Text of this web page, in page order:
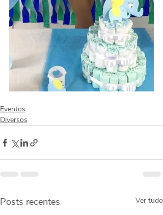
Eventos
Diversos
Posts recentes Ver tudo